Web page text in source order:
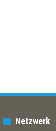
Netzwerk